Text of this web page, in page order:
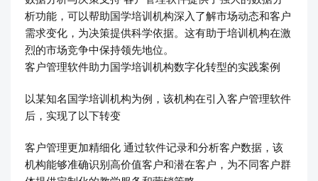
析功能，可以帮助国学培训机构深入了解市场动态和客户
需求变化，为决策提供科学依据。这有助于培训机构在激
烈的市场竞争中保持领先地位。
客户管理软件助力国学培训机构数字化转型的实践案例
以某知名国学培训机构为例，该机构在引入客户管理软件
后，实现了以下转变
客户管理更加精细化 通过软件记录和分析客户数据，该
机构能够准确识别高价值客户和潜在客户，为不同客户群